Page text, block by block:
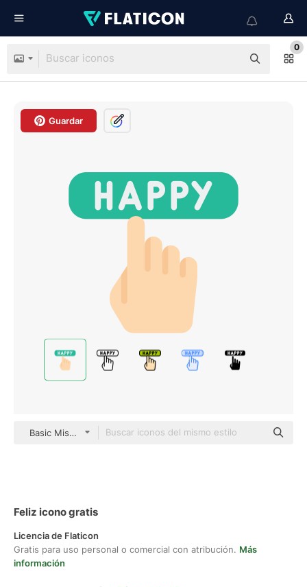
0
Guardar
Basic Miscellany Flat
Feliz icono gratis
Licencia de Flaticon
Gratis para uso personal o comercial con atribución. Más
información